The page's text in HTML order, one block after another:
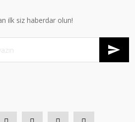
ilk siz haberdar olun!